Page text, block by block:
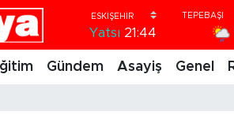
Yatsı 21:44
Gündem Asayiş Genel